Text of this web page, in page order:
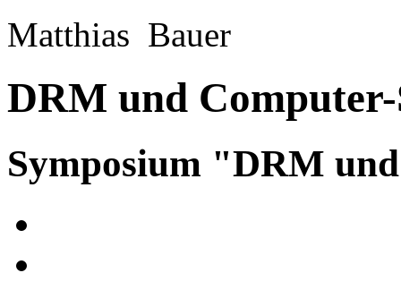
Matthias Bauer
DRM und
Symposium "DRM